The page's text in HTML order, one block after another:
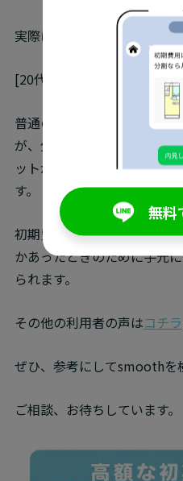
無料
実際にsmoothを利用した方
[20代前半　男性]
普通のお引越しとやること
が、分割で払える大きなメ
ットがなく、背負うものが
す。
初期費用の部分がネックな
かあったときのために手元
られます。
その他の利用者の声はコチラ
ぜひ、参考にしてsmoothを
ご相談、お待ちしています。